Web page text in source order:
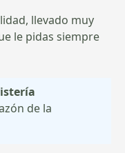
llevado muy
le pidas siempre
de la